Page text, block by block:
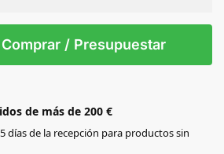
Comprar / Presupuestar
de más de 200 €
días de la recepción para productos sin